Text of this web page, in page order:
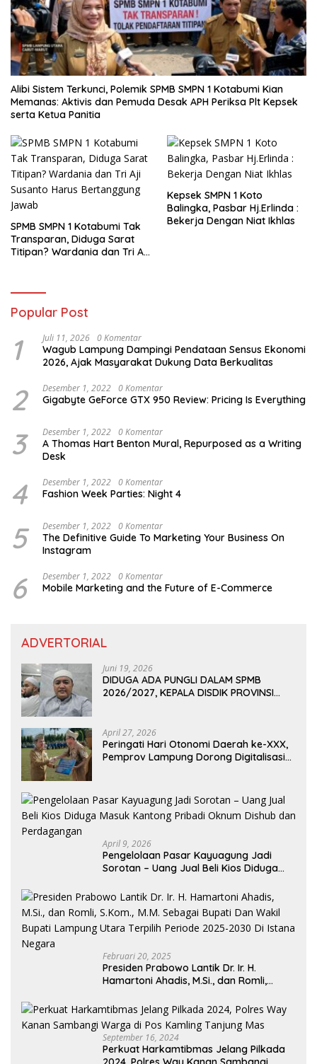
Alibi Sistem Terkunci, Polemik SPMB SMPN 1 Kotabumi Kian
Memanas: Aktivis dan Pemuda Desak APH Periksa Plt Kepsek
serta Ketua Panitia
SPMB SMPN 1 Kotabumi Tak
Transparan, Diduga Sarat
Titipan? Wardania dan Tri Aji
Kepsek SMPN 1 Koto
Balingka, Pasbar Hj.Erlinda :
Bekerja Dengan Niat Ikhlas
Popular Post
1 Juli 11, 2026 0 Komentar
Wagub Lampung Dampingi Pendataan Sensus Ekonomi
2026, Ajak Masyarakat Dukung Data Berkualitas
2 Desember 1, 2022 0 Komentar
Gigabyte GeForce GTX 950 Review: Pricing Is Everything
3 Desember 1, 2022 0 Komentar
A Thomas Hart Benton Mural, Repurposed as a Writing
Desk
4 Desember 1, 2022 0 Komentar
Fashion Week Parties: Night 4
5 Desember 1, 2022 0 Komentar
The Definitive Guide To Marketing Your Business On
Instagram
6 Desember 1, 2022 0 Komentar
Mobile Marketing and the Future of E-Commerce
ADVERTORIAL
Juni 19, 2026
DIDUGA ADA PUNGLI DALAM SPMB
2026/2027, KEPALA DISDIK PROVINSI
April 27, 2026
Peringati Hari Otonomi Daerah ke-XXX,
Pemprov Lampung Dorong Digitalisasi
April 9, 2026
Pengelolaan Pasar Kayuagung Jadi
Sorotan – Uang Jual Beli Kios Diduga
dan Perdagangan
Februari 20, 2025
Presiden Prabowo Lantik Dr. Ir. H.
Hamartoni Ahadis, M.Si., dan Romli,
Bupati Lampung Utara Terpilih Periode
2025-2030 Di Istana Negara
September 16, 2024
Perkuat Harkamtibmas Jelang Pilkada